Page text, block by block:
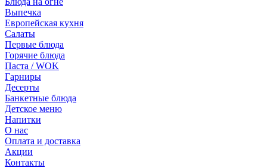
Выпечка
Европейская кухня
Салаты
Первые блюда
Горячие блюда
Паста / WOK
Гарниры
Десерты
Банкетные блюда
Детское меню
Напитки
О нас
Оплата и доставка
Акции
Контакты